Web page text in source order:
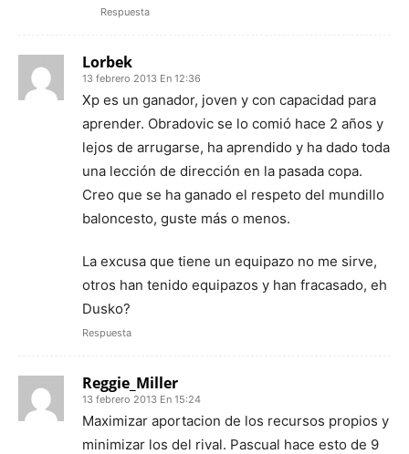
Respuesta
Lorbek
13 febrero 2013 En 12:36
Xp es un ganador, joven y con capacidad para
aprender. Obradovic se lo comió hace 2 años y
lejos de arrugarse, ha aprendido y ha dado toda
una lección de dirección en la pasada copa.
Creo que se ha ganado el respeto del mundillo
baloncesto, guste más o menos.
La excusa que tiene un equipazo no me sirve,
otros han tenido equipazos y han fracasado, eh
Dusko?
Respuesta
Reggie_Miller
13 febrero 2013 En 15:24
Maximizar aportacion de los recursos propios y
minimizar los del rival. Pascual hace esto de 9